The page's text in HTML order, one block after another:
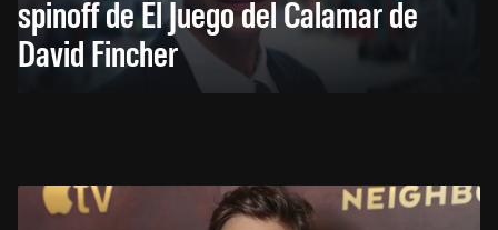
spinoff de El Juego del Calamar de
David Fincher